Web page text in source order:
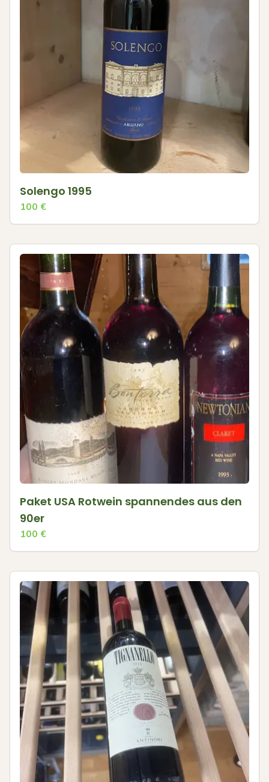
Solengo 1995
100 €
Paket USA Rotwein spannendes aus den
90er
100 €